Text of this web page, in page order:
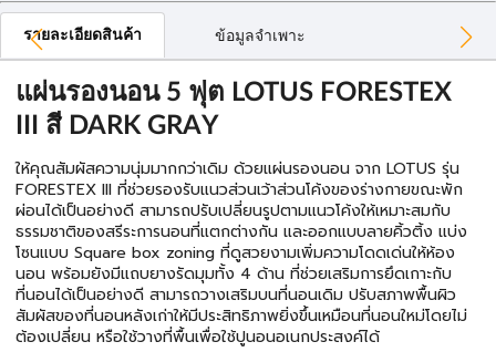
รายละเอียดสินค้า ข้อมูลจำเพาะ
แผ่นรองนอน 5 ฟุต LOTUS FORESTEX
III สี DARK GRAY
ให้คุณสัมผัสความนุ่มมากกว่าเดิม ด้วยแผ่นรองนอน จาก LOTUS รุ่น
FORESTEX III ที่ช่วยรองรับแนวส่วนเว้าส่วนโค้งของร่างกายขณะพัก
ผ่อนได้เป็นอย่างดี สามารถปรับเปลี่ยนรูปตามแนวโค้งให้เหมาะสมกับ
ธรรมชาติของสรีระการนอนที่แตกต่างกัน และออกแบบลายคิ้วติ้ง แบ่ง
โซนแบบ Square box zoning ที่ดูสวยงามเพิ่มความโดดเด่นให้ห้อง
นอน พร้อมยังมีแถบยางรัดมุมทั้ง 4 ด้าน ที่ช่วยเสริมการยึดเกาะกับ
ที่นอนได้เป็นอย่างดี สามารถวางเสริมบนที่นอนเดิม ปรับสภาพพื้นผิว
สัมผัสของที่นอนหลังเก่าให้มีประสิทธิภาพยิ่งขึ้นเหมือนที่นอนใหม่โดยไม่
ต้องเปลี่ยน หรือใช้วางที่พื้นเพื่อใช้ปูนอนอเนกประสงค์ได้